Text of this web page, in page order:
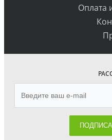
Оплата